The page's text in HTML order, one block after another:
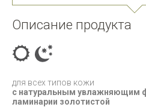
Описание продукта
для всех типов кожи
с натуральным увлажняющим
ламинарии золотистой